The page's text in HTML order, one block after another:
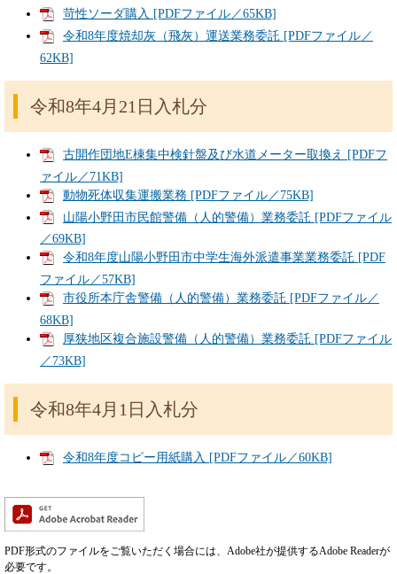
苛性ソーダ購入 [PDFファイル／65KB]
令和8年度焼却灰（飛灰）運送業務委託 [PDFファイル／
62KB]
令和8年4月21日入札分
古開作団地E棟集中検針盤及び水道メーター取換え [PDFフ
ァイル／71KB]
動物死体収集運搬業務 [PDFファイル／75KB]
山陽小野田市民館警備（人的警備）業務委託 [PDFファイル
／69KB]
令和8年度山陽小野田市中学生海外派遣事業業務委託 [PDF
ファイル／57KB]
市役所本庁舎警備（人的警備）業務委託 [PDFファイル／
68KB]
厚狭地区複合施設警備（人的警備）業務委託 [PDFファイル
／73KB]
令和8年4月1日入札分
令和8年度コピー用紙購入 [PDFファイル／60KB]
PDF形式のファイルをご覧いただく場合には、Adobe社が提供するAdobe Readerが
必要です。